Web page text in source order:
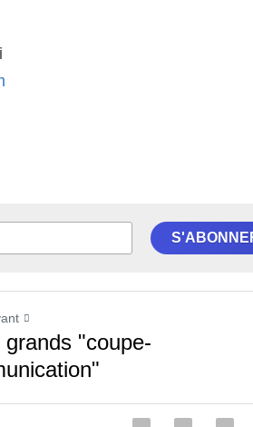
grands "coupe-